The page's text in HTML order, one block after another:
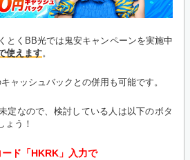
とくBB光では鬼安キャンペーンを実施中
使えます。
ャッシュバックとの併用も可能です。
定なので、検討している人は以下のボタ
ょう！
ード「HKRK」入力で